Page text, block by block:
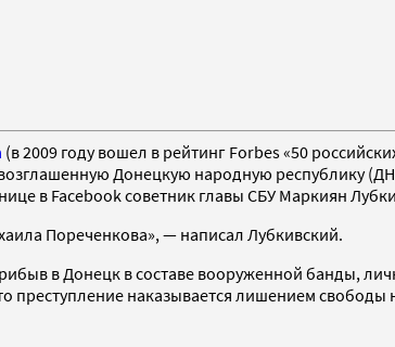
(в 2009 году вошел в рейтинг Forbes «50
Донецкую народную республику
в Facebook советник главы СБУ Маркиян
Пореченкова», — написал Лубкивский.
в Донецк в составе вооруженной банды,
наказывается лишением свободы